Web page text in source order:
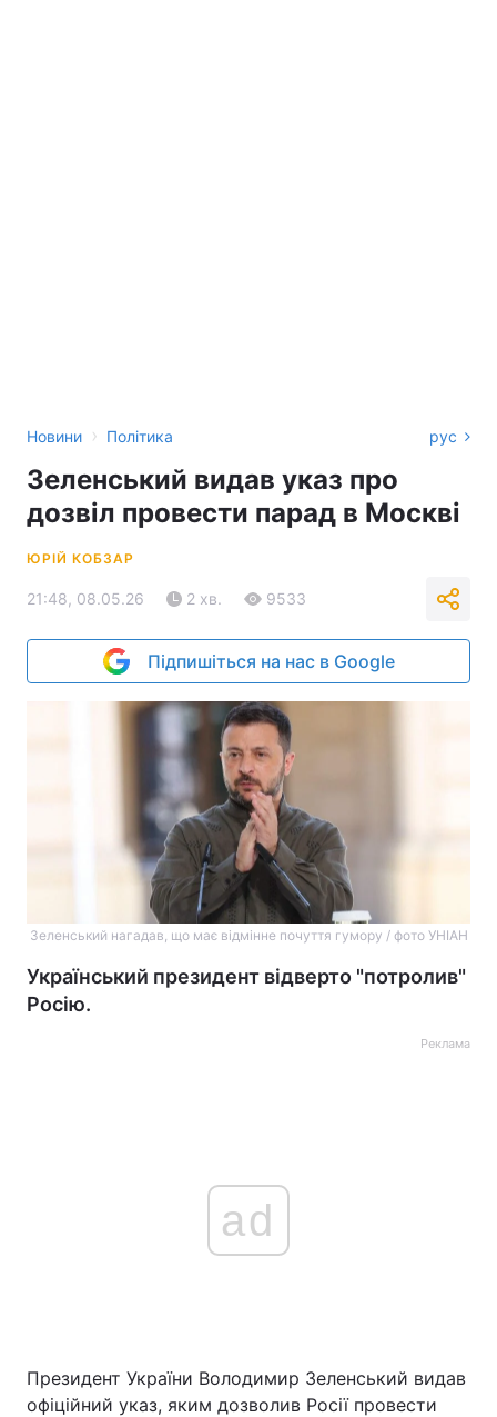
Новини › Політика рус
Зеленський видав указ про
дозвіл провести парад в Москві
ЮРІЙ КОБЗАР
21:48, 08.05.26 2 хв. 9533
Підпишіться на нас в Google
Зеленський нагадав, що має відмінне почуття гумору / фото УНІАН
Український президент відверто "потролив"
Росію.
Реклама
ad
Президент України Володимир Зеленський видав
офіційний указ, яким дозволив Росії провести